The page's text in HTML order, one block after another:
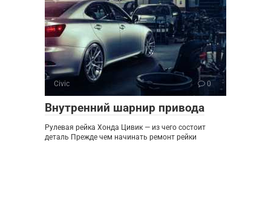
Civic 0
Внутренний шарнир привода
Рулевая рейка Хонда Цивик — из чего состоит
деталь Прежде чем начинать ремонт рейки